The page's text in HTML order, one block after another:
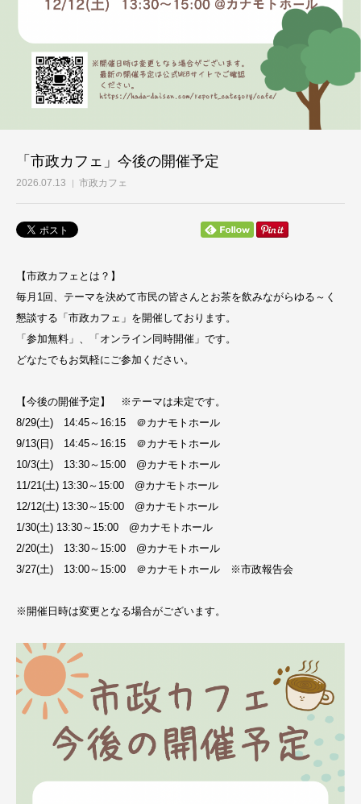
「市政カフェ」今後の開催予定
2026.07.13 市政カフェ
【市政カフェとは？】
毎月1回、テーマを決めて市民の皆さんとお茶を飲みながらゆる～く
懇談する「市政カフェ」を開催しております。
「参加無料」、「オンライン同時開催」です。
どなたでもお気軽にご参加ください。
【今後の開催予定】 ※テーマは未定です。
8/29(土) 14:45～16:15 ＠カナモトホール
9/13(日) 14:45～16:15 ＠カナモトホール
10/3(土) 13:30～15:00 @カナモトホール
11/21(土) 13:30～15:00 @カナモトホール
12/12(土) 13:30～15:00 @カナモトホール
1/30(土) 13:30～15:00 @カナモトホール
2/20(土) 13:30～15:00 @カナモトホール
3/27(土) 13:00～15:00 ＠カナモトホール ※市政報告会
※開催日時は変更となる場合がございます。